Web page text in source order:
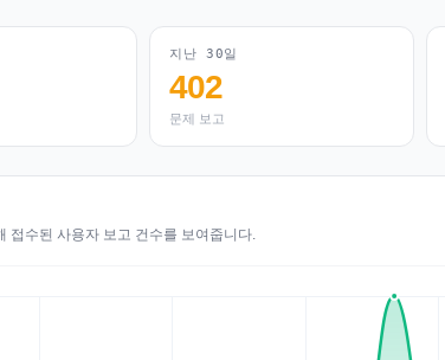
지난 30일
402
문제 보고
접수된 사용자 보고 건수를 보여줍니다.